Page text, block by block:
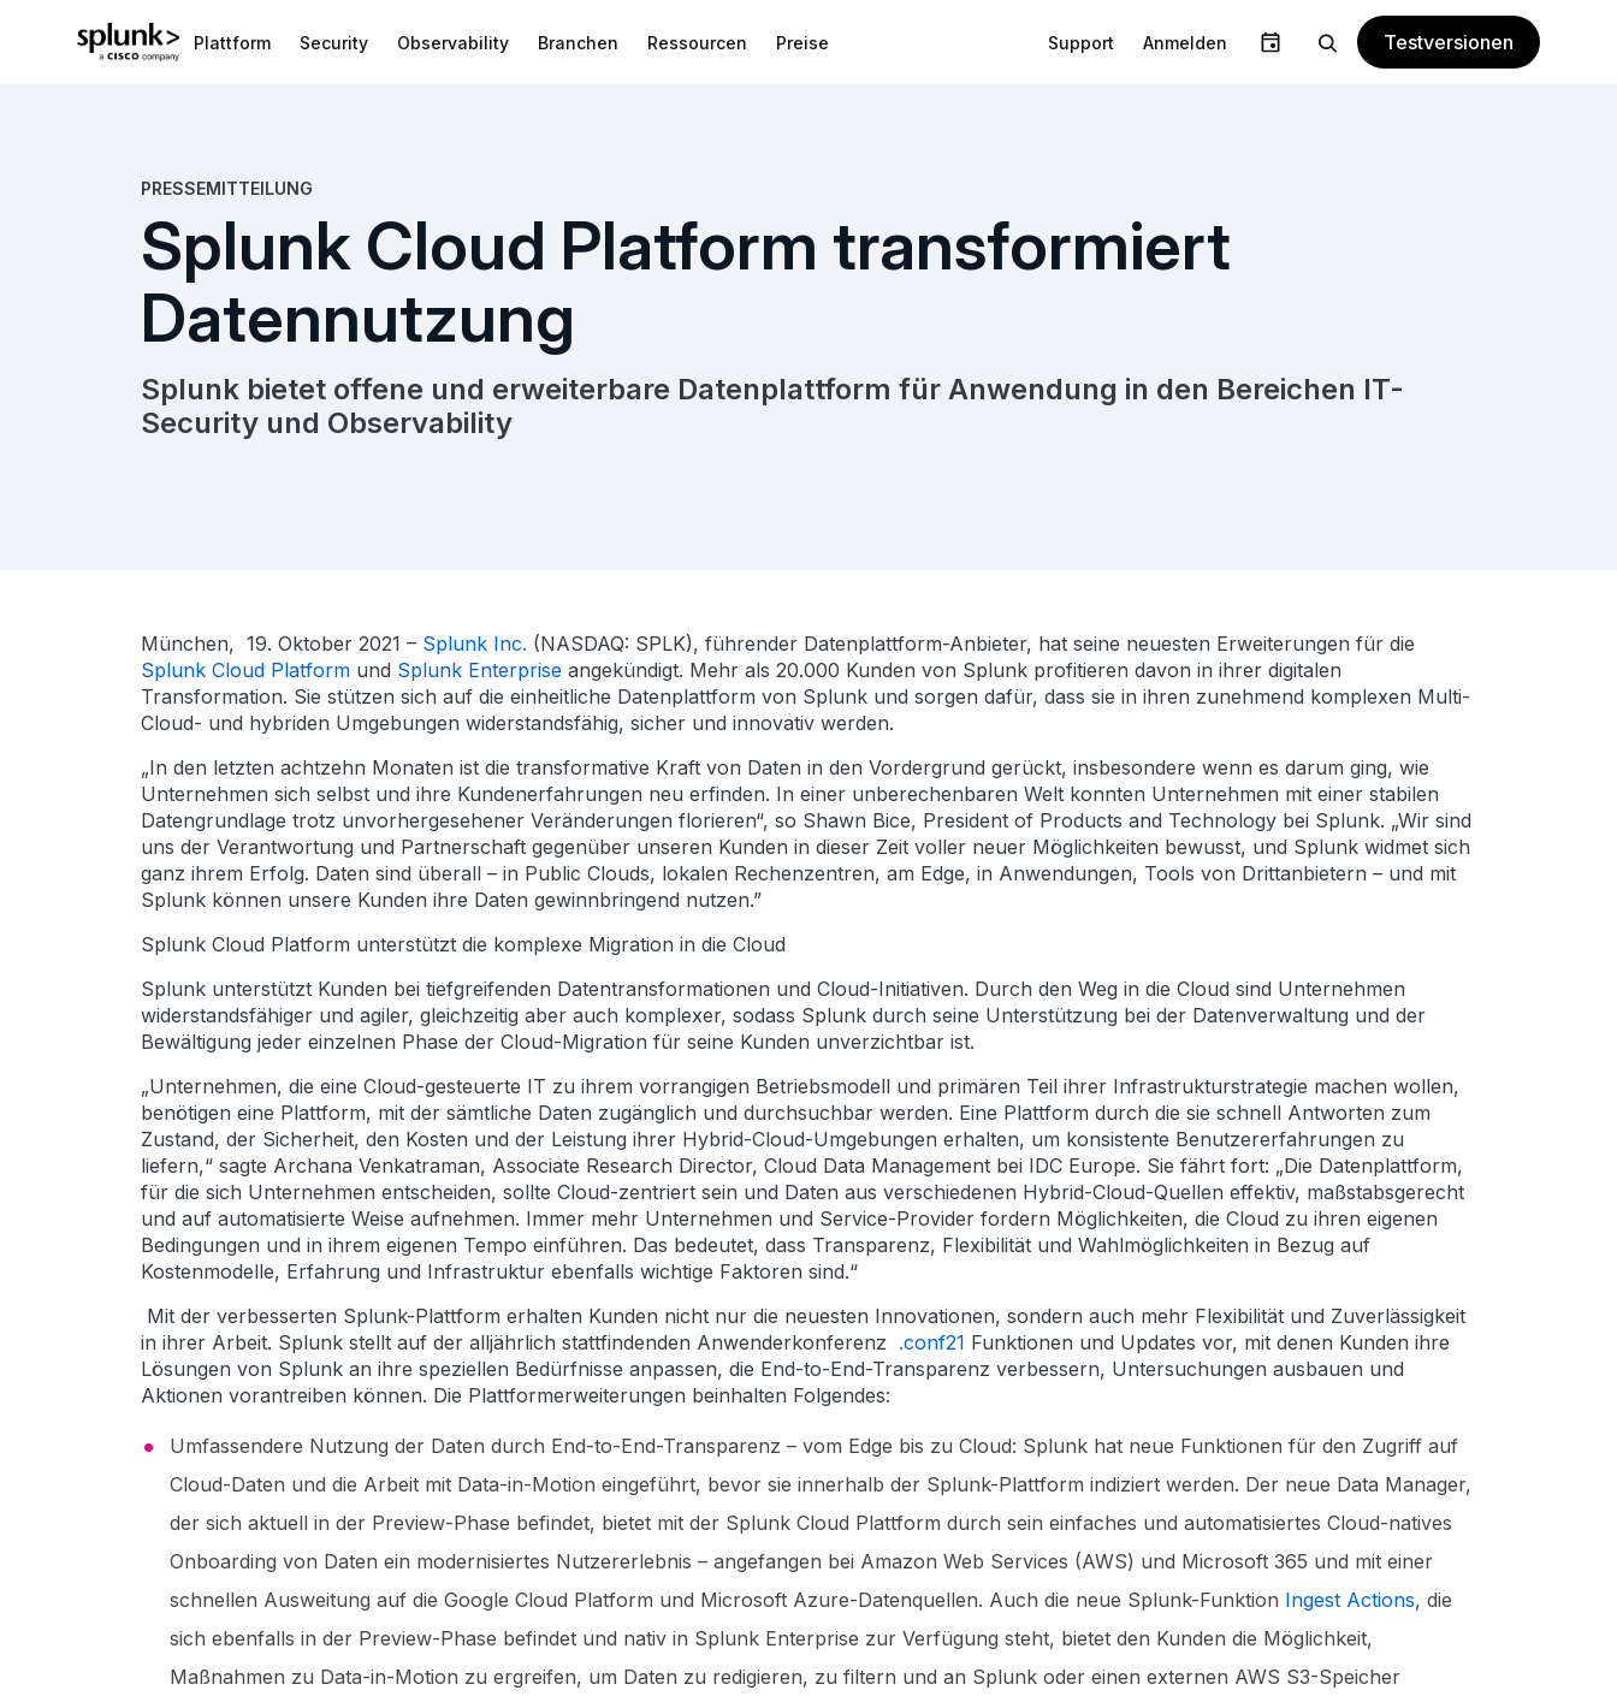
Plattform Security Observability Branchen Ressourcen Preise Support Anmelden Testversionen
PRESSEMITTEILUNG
Splunk Cloud Platform transformiert
Datennutzung
Splunk bietet offene und erweiterbare Datenplattform für Anwendung in den Bereichen IT-
Security und Observability
München, 19. Oktober 2021 – Splunk Inc. (NASDAQ: SPLK), führender Datenplattform-Anbieter, hat seine neuesten Erweiterungen für die
Splunk Cloud Platform und Splunk Enterprise angekündigt. Mehr als 20.000 Kunden von Splunk profitieren davon in ihrer digitalen
Transformation. Sie stützen sich auf die einheitliche Datenplattform von Splunk und sorgen dafür, dass sie in ihren zunehmend komplexen Multi-
Cloud- und hybriden Umgebungen widerstandsfähig, sicher und innovativ werden.
„In den letzten achtzehn Monaten ist die transformative Kraft von Daten in den Vordergrund gerückt, insbesondere wenn es darum ging, wie
Unternehmen sich selbst und ihre Kundenerfahrungen neu erfinden. In einer unberechenbaren Welt konnten Unternehmen mit einer stabilen
Datengrundlage trotz unvorhergesehener Veränderungen florieren“, so Shawn Bice, President of Products and Technology bei Splunk. „Wir sind
uns der Verantwortung und Partnerschaft gegenüber unseren Kunden in dieser Zeit voller neuer Möglichkeiten bewusst, und Splunk widmet sich
ganz ihrem Erfolg. Daten sind überall – in Public Clouds, lokalen Rechenzentren, am Edge, in Anwendungen, Tools von Drittanbietern – und mit
Splunk können unsere Kunden ihre Daten gewinnbringend nutzen.”
Splunk Cloud Platform unterstützt die komplexe Migration in die Cloud
Splunk unterstützt Kunden bei tiefgreifenden Datentransformationen und Cloud-Initiativen. Durch den Weg in die Cloud sind Unternehmen
widerstandsfähiger und agiler, gleichzeitig aber auch komplexer, sodass Splunk durch seine Unterstützung bei der Datenverwaltung und der
Bewältigung jeder einzelnen Phase der Cloud-Migration für seine Kunden unverzichtbar ist.
„Unternehmen, die eine Cloud-gesteuerte IT zu ihrem vorrangigen Betriebsmodell und primären Teil ihrer Infrastrukturstrategie machen wollen,
benötigen eine Plattform, mit der sämtliche Daten zugänglich und durchsuchbar werden. Eine Plattform durch die sie schnell Antworten zum
Zustand, der Sicherheit, den Kosten und der Leistung ihrer Hybrid-Cloud-Umgebungen erhalten, um konsistente Benutzererfahrungen zu
liefern,“ sagte Archana Venkatraman, Associate Research Director, Cloud Data Management bei IDC Europe. Sie fährt fort: „Die Datenplattform,
für die sich Unternehmen entscheiden, sollte Cloud-zentriert sein und Daten aus verschiedenen Hybrid-Cloud-Quellen effektiv, maßstabsgerecht
und auf automatisierte Weise aufnehmen. Immer mehr Unternehmen und Service-Provider fordern Möglichkeiten, die Cloud zu ihren eigenen
Bedingungen und in ihrem eigenen Tempo einführen. Das bedeutet, dass Transparenz, Flexibilität und Wahlmöglichkeiten in Bezug auf
Kostenmodelle, Erfahrung und Infrastruktur ebenfalls wichtige Faktoren sind.“
Mit der verbesserten Splunk-Plattform erhalten Kunden nicht nur die neuesten Innovationen, sondern auch mehr Flexibilität und Zuverlässigkeit
in ihrer Arbeit. Splunk stellt auf der alljährlich stattfindenden Anwenderkonferenz .conf21 Funktionen und Updates vor, mit denen Kunden ihre
Lösungen von Splunk an ihre speziellen Bedürfnisse anpassen, die End-to-End-Transparenz verbessern, Untersuchungen ausbauen und
Aktionen vorantreiben können. Die Plattformerweiterungen beinhalten Folgendes:
Umfassendere Nutzung der Daten durch End-to-End-Transparenz – vom Edge bis zu Cloud: Splunk hat neue Funktionen für den Zugriff auf
Cloud-Daten und die Arbeit mit Data-in-Motion eingeführt, bevor sie innerhalb der Splunk-Plattform indiziert werden. Der neue Data Manager,
der sich aktuell in der Preview-Phase befindet, bietet mit der Splunk Cloud Plattform durch sein einfaches und automatisiertes Cloud-natives
Onboarding von Daten ein modernisiertes Nutzererlebnis – angefangen bei Amazon Web Services (AWS) und Microsoft 365 und mit einer
schnellen Ausweitung auf die Google Cloud Platform und Microsoft Azure-Datenquellen. Auch die neue Splunk-Funktion Ingest Actions, die
sich ebenfalls in der Preview-Phase befindet und nativ in Splunk Enterprise zur Verfügung steht, bietet den Kunden die Möglichkeit,
Maßnahmen zu Data-in-Motion zu ergreifen, um Daten zu redigieren, zu filtern und an Splunk oder einen externen AWS S3-Speicher